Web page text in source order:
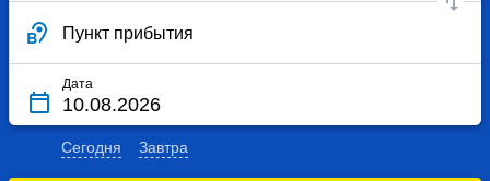
Пункт прибытия
Дата
Сегодня Завтра